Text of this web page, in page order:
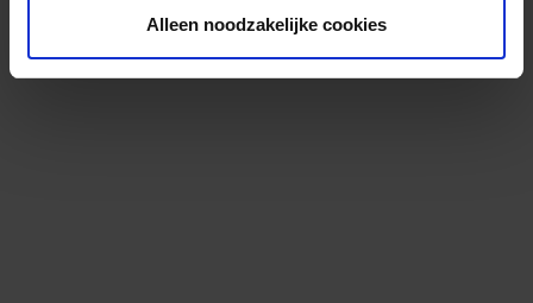
Alleen noodzakelijke cookies